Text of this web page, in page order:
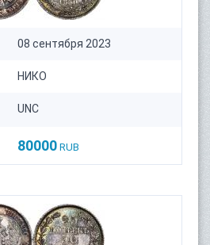
08 сентября 2023
НИКО
UNC
80000 RUB